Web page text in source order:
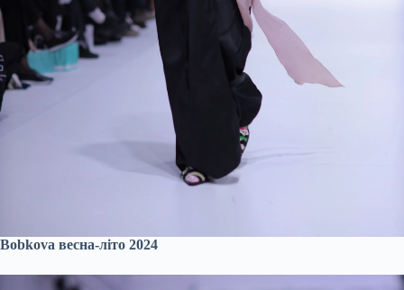
Bobkova весна-літо 2024